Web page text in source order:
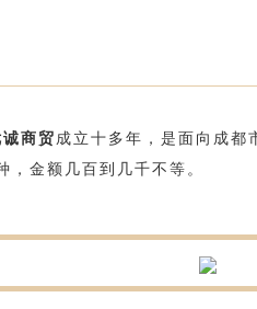
商贸成立十多年，是面向成
，金额几百到几千不等。